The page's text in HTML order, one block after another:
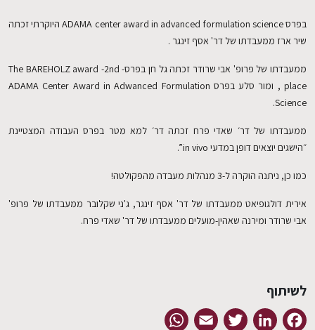
בפרס ADAMA center award in advanced formulation science היוקרתי זכתה
שיר ארז ממעבדתו של דר' אסף זינגר .
ממעבדתו של פרופ' אבי שרודר זכתה גל חן בפרס- The BAREHOLZ award -2nd
place , ומור סלע בפרס ADAMA Center Award in Adwanced Formulation
Science.
ממעבדתו של דר׳ שאדי פרח זכתה דר׳ למא מטר בפרס העבודה המצטיינת
״הישגים יוצאים דופן במדעי in vivo”.
כמו כן, ניתנה הוקרה ל-3 מנהלות מעבדה מהפקולטה!
אירית דולגופיאט ממעבדתו של דר' אסף זינגר, ג'ני שקלובר ממעבדתו של פרופ'
אבי שרודר ומירנה שאהין-מועלים ממעבדתו של דר' שאדי פרח.
לשיתוף
Facebook
LinkedIn
Twitter
Email